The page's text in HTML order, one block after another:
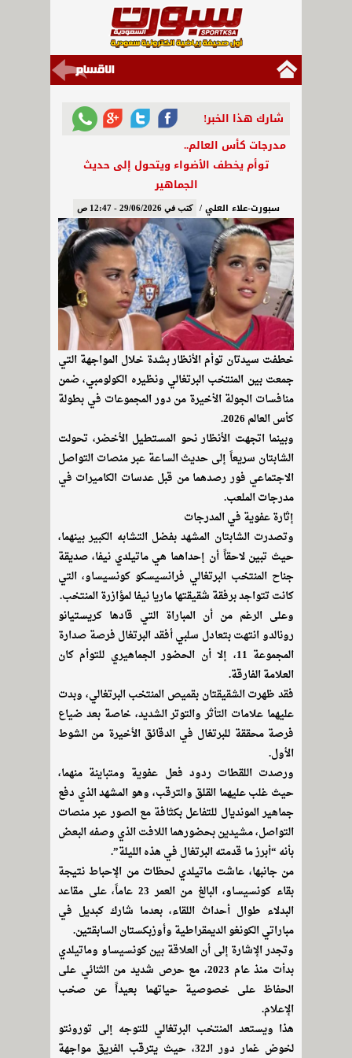
شارك هذا الخبر!
مدرجات كأس العالم..
توأم يخطف الأضواء ويتحول إلى حديث
الجماهير
سبورت-علاء العلي / كتب في 29/06/2026 - 12:47 ص
خطفت سيدتان توأم الأنظار بشدة خلال المواجهة التي
جمعت بين المنتخب البرتغالي ونظيره الكولومبي، ضمن
منافسات الجولة الأخيرة من دور المجموعات في بطولة
كأس العالم 2026.
وبينما اتجهت الأنظار نحو المستطيل الأخضر، تحولت
الشابتان سريعاً إلى حديث الساعة عبر منصات التواصل
الاجتماعي فور رصدهما من قبل عدسات الكاميرات في
مدرجات الملعب.
إثارة عفوية في المدرجات
وتصدرت الشابتان المشهد بفضل التشابه الكبير بينهما،
حيث تبين لاحقاً أن إحداهما هي ماتيلدي نيفا، صديقة
جناح المنتخب البرتغالي فرانسيسكو كونسيساو، التي
كانت تتواجد برفقة شقيقتها ماريا نيفا لمؤازرة المنتخب.
وعلى الرغم من أن المباراة التي قادها كريستيانو
رونالدو انتهت بتعادل سلبي أفقد البرتغال فرصة صدارة
المجموعة 11، إلا أن الحضور الجماهيري للتوأم كان
العلامة الفارقة.
فقد ظهرت الشقيقتان بقميص المنتخب البرتغالي، وبدت
عليهما علامات التأثر والتوتر الشديد، خاصة بعد ضياع
فرصة محققة للبرتغال في الدقائق الأخيرة من الشوط
الأول.
ورصدت اللقطات ردود فعل عفوية ومتباينة منهما،
حيث غلب عليهما القلق والترقب، وهو المشهد الذي دفع
جماهير المونديال للتفاعل بكثافة مع الصور عبر منصات
التواصل، مشيدين بحضورهما اللافت الذي وصفه البعض
بأنه “أبرز ما قدمته البرتغال في هذه الليلة”.
من جانبها، عاشت ماتيلدي لحظات من الإحباط نتيجة
بقاء كونسيساو، البالغ من العمر 23 عاماً، على مقاعد
البدلاء طوال أحداث اللقاء، بعدما شارك كبديل في
مباراتي الكونغو الديمقراطية وأوزبكستان السابقتين.
وتجدر الإشارة إلى أن العلاقة بين كونسيساو وماتيلدي
بدأت منذ عام 2023، مع حرص شديد من الثنائي على
الحفاظ على خصوصية حياتهما بعيداً عن صخب
الإعلام.
هذا ويستعد المنتخب البرتغالي للتوجه إلى تورونتو
لخوض غمار دور الـ32، حيث يترقب الفريق مواجهة